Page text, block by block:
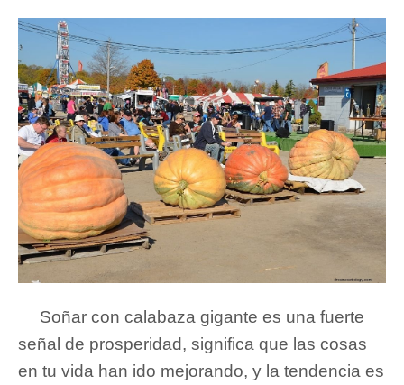
Soñar con calabaza gigante es una fuerte
señal de prosperidad, significa que las cosas
en tu vida han ido mejorando, y la tendencia es